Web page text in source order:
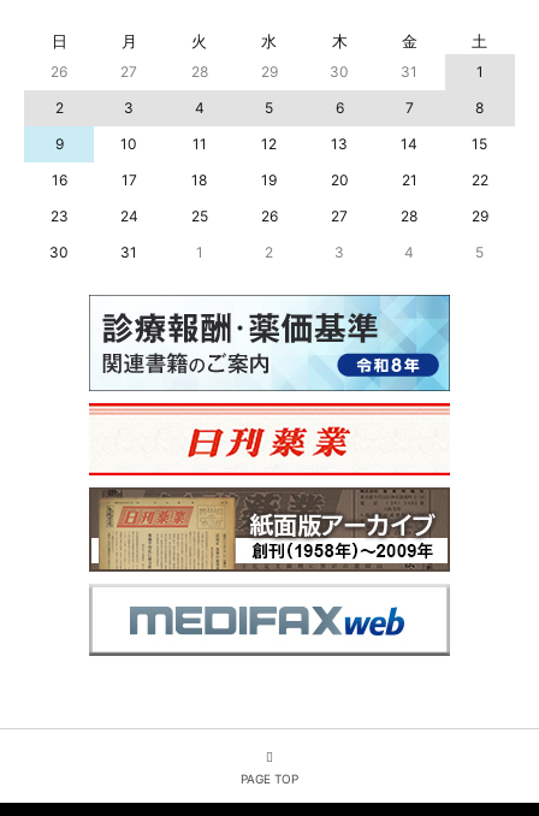
日 月 火 水 木 金 土
26 27 28 29 30 31
1
2
3 4 5 6 7
8
9
10 11 12 13 14
15
16
17 18 19 20 21
22
23
24 25 26 27 28
29
30
31 1 2 3 4 5
PAGE TOP